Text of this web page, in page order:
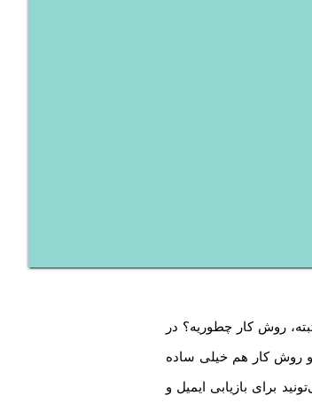
روش کار چطوریه؟ در
و روش کار هم خیلی ساده
نمی‌تونید برای بازیابی ایمیل و